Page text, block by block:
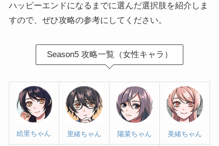
ハッピーエンドになるまでに選んだ選択肢を紹介しま
すので、ぜひ攻略の参考にしてください。
Season5 攻略一覧（女性キャラ）
絵里ちゃん 里緒ちゃん 陽菜ちゃん 美緒ちゃん